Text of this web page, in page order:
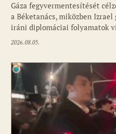
Gáza fegyvermentesítését
a Béketanács, miközben
iráni diplomáciai folyamatok
2026.08.05.